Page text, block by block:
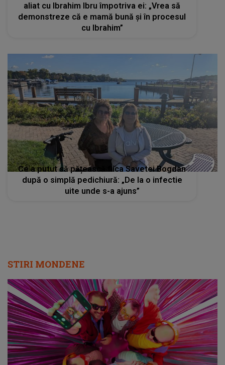
aliat cu Ibrahim Ibru împotriva ei: „Vrea să
demonstreze că e mamă bună și în procesul
cu Ibrahim”
Ce a putut să pățească fiica Savetei Bogdan
după o simplă pedichiură: „De la o infectie
uite unde s-a ajuns”
STIRI MONDENE